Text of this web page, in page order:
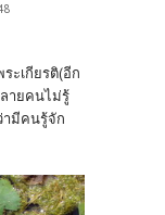
ะเกียรติ(อีก
ายคนไม่รู้
ามีคนรู้จัก